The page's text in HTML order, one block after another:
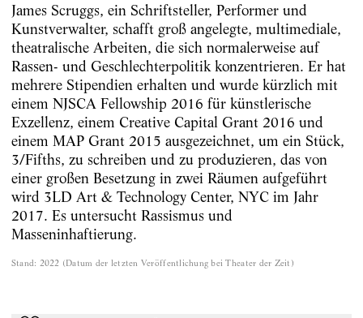
James Scruggs, ein Schriftsteller, Performer und
Kunstverwalter, schafft groß angelegte, multimediale,
theatralische Arbeiten, die sich normalerweise auf
Rassen- und Geschlechterpolitik konzentrieren. Er hat
mehrere Stipendien erhalten und wurde kürzlich mit
einem NJSCA Fellowship 2016 für künstlerische
Exzellenz, einem Creative Capital Grant 2016 und
einem MAP Grant 2015 ausgezeichnet, um ein Stück,
3/Fifths, zu schreiben und zu produzieren, das von
einer großen Besetzung in zwei Räumen aufgeführt
wird 3LD Art & Technology Center, NYC im Jahr
2017. Es untersucht Rassismus und
Masseninhaftierung.
Stand: 2022 ( Datum der letzten Veröffentlichung bei Theater der Zeit )